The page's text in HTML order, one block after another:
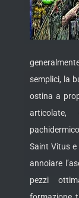
semplici, la
ostina a
Saint Vitus
annoiare
pezzi